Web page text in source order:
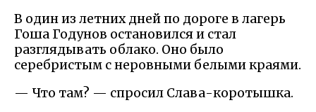
В один из летних дней по дороге в лагерь
Гоша Годунов остановился и стал
разглядывать облако. Оно было
серебристым с неровными белыми краями.
— Что там? — спросил Слава-коротышка.